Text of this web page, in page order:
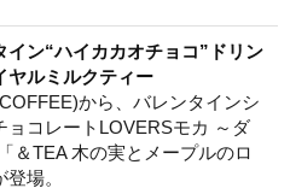
ン“ハイカカオチョコ”ドリン
ヤルミルクティー
から、バレンタインシ
ョコレートLOVERSモカ ～ダ
＆TEA 木の実とメープルのロ
場。